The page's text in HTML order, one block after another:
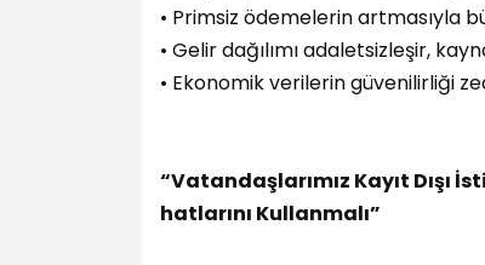
• Primsiz ödemelerin artmasıyla
• Gelir dağılımı adaletsizleşir,
• Ekonomik verilerin güvenilirliği
“Vatandaşlarımız Kayıt Dışı
hatlarını Kullanmalı”